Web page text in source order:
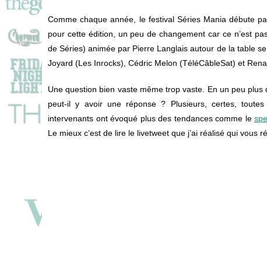
Comme chaque année, le festival Séries Mania débute
pour cette édition, un peu de changement car ce n’est
de Séries) animée par Pierre Langlais autour de la table
Joyard (Les Inrocks), Cédric Melon (TéléCâbleSat) et
Une question bien vaste même trop vaste. En un peu
peut-il y avoir une réponse ? Plusieurs, certes,
intervenants ont évoqué plus des tendances comme le
Le mieux c’est de lire le livetweet que j’ai réalisé qui vous